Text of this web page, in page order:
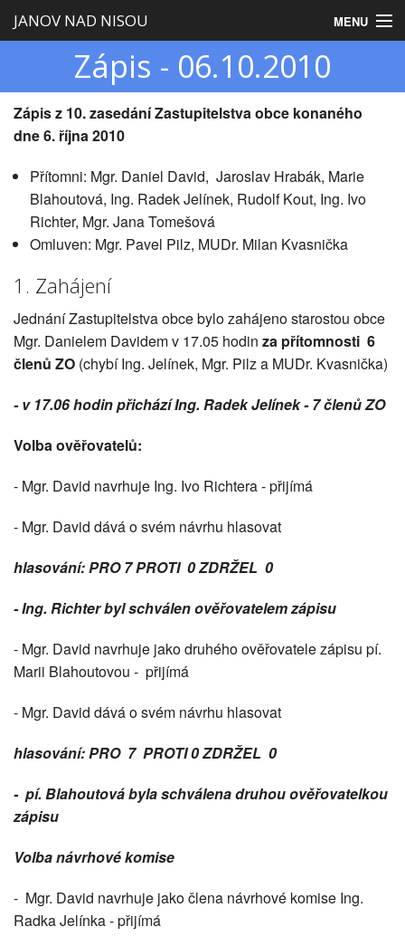
JANOV NAD NISOU MENU
Zastupitelstvo
Obec
Turistika
Zápis - 06.10.2010
Zápisz 10. zasedání Zastupitelstva obce konaného
dne 6. října 2010
Přítomni: Mgr. Daniel David, Jaroslav Hrabák, Marie
Blahoutová, Ing. Radek Jelínek, Rudolf Kout, Ing. Ivo
Richter, Mgr. Jana Tomešová
Omluven: Mgr. Pavel Pilz, MUDr. Milan Kvasnička
1. Zahájení
Jednání Zastupitelstva obce bylo zahájeno starostou obce
Mgr. Danielem Davidem v 17.05 hodin za přítomnosti 6
členů ZO (chybí Ing. Jelínek, Mgr. Pilz a MUDr. Kvasnička)
- v 17.06 hodin přichází Ing. Radek Jelínek - 7 členů ZO
Volba ověřovatelů:
- Mgr. David navrhuje Ing. Ivo Richtera - přijímá
- Mgr. David dává o svém návrhu hlasovat
hlasování: PRO 7 PROTI 0 ZDRŽEL 0
- Ing. Richter byl schválen ověřovatelem zápisu
- Mgr. David navrhuje jako druhého ověřovatele zápisu pí.
Marii Blahoutovou - přijímá
- Mgr. David dává o svém návrhu hlasovat
hlasování: PRO 7 PROTI 0 ZDRŽEL 0
- pí. Blahoutová byla schválena druhou ověřovatelkou
zápisu
Volba návrhové komise
- Mgr. David navrhuje jako člena návrhové komise Ing.
Radka Jelínka - přijímá